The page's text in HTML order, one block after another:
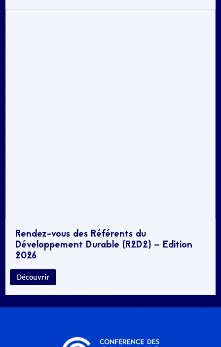
Rendez-vous des Référents du
Développement Durable (R2D2) – Edition
2026
Découvrir